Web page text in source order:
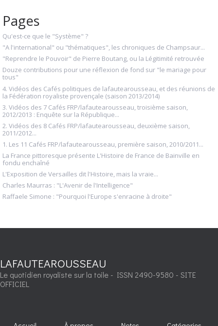
Pages
Qu'est-ce que le "Système" ?
"A l'international" ou "thématiques", les chroniques de Champsaur...
"Reprendre le Pouvoir" de Pierre Boutang, ou la Légitimité retrouvée
Douze contributions pour une réflexion de fond sur "le mariage pour
tous"
4. Vidéos des Cafés politiques de lafautearousseau, et des réunions de
la Fédération royaliste provençale (saison 2013/2014)
3. Vidéos des 7 Cafés FRP/lafautearousseau, troisième saison,
2012/2013 : Enquête sur la République...
2. Vidéos des 8 Cafés FRP/lafautearousseau, deuxième saison,
2011/2012...
1. Les 11 Cafés FRP/lafautearousseau, première saison, 2010/2011...
La France pittoresque présente L'Histoire de France de Bainville en
fondu enchaîné
L'Exposition de Versailles dit l'Histoire, mais la vraie...
Charles Maurras : "L'Avenir de l'Intelligence"
Raffaele Simone : "Pourquoi l'Europe s'enracine à droite"
LAFAUTEAROUSSEAU
Le quotidien royaliste sur la toile - ISSN 2490-9580 - SITE
OFFICIEL